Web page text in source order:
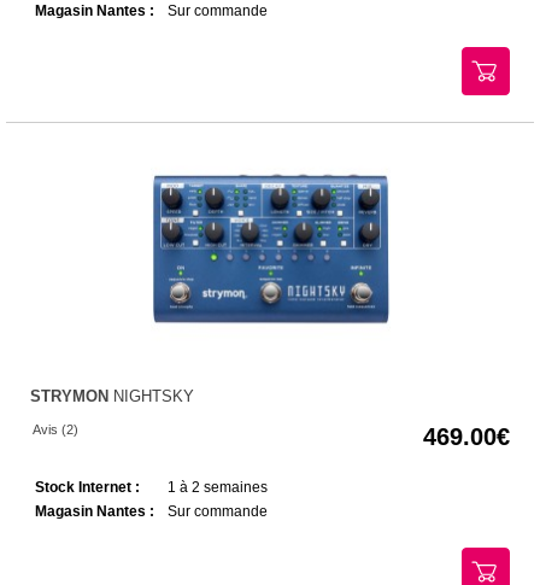
Magasin Nantes :
Sur commande
STRYMON NIGHTSKY
Avis (2) 469.00
Stock Internet :
1 à 2 semaines
Magasin Nantes :
Sur commande